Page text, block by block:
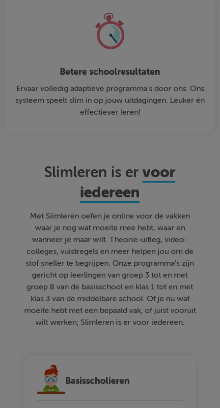
Betere schoolresultaten
Ervaar volledig adaptieve programma's door ons. Ons
systeem speelt slim in op jouw uitdagingen. Leuker én
effectiever leren!
Slimleren is ervoor
iedereen
Met Slimleren oefen je online voor de vakken
waar je nog wat moeite mee hebt, waar en
wanneer je maar wilt. Theorie-uitleg, video-
colleges, vuistregels en meer helpen jou om de
stof sneller te begrijpen. Onze programma's zijn
gericht op leerlingen van groep 3 tot en met
groep 8 van de basisschool en klas 1 tot en met
klas 3 van de middelbare school. Of je nu wat
moeite hebt met een bepaald vak, of juist vooruit
wilt werken; Slimleren is er voor iedereen.
Basisscholieren